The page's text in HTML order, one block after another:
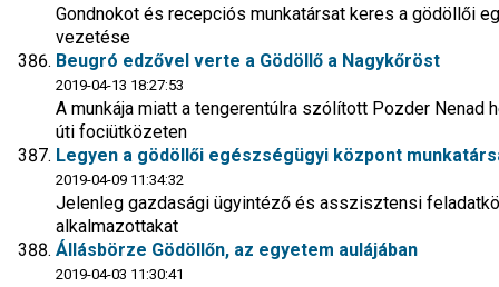
Gondnokot és recepciós munkatársat keres a gödöllői
vezetése
Beugró edzővel verte a Gödöllő a Nagykőröst
2019-04-13 18:27:53
A munkája miatt a tengerentúlra szólított Pozder Nenad
úti fociütközeten
Legyen a gödöllői egészségügyi központ
2019-04-09 11:34:32
Jelenleg gazdasági ügyintéző és asszisztensi
alkalmazottakat
Állásbörze Gödöllőn, az egyetem aulájában
2019-04-03 11:30:41